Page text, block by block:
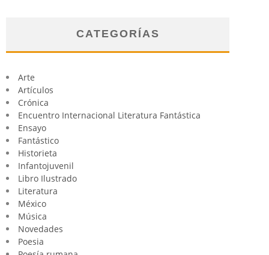
CATEGORÍAS
Arte
Artículos
Crónica
Encuentro Internacional Literatura Fantástica
Ensayo
Fantástico
Historieta
Infantojuvenil
Libro Ilustrado
Literatura
México
Música
Novedades
Poesia